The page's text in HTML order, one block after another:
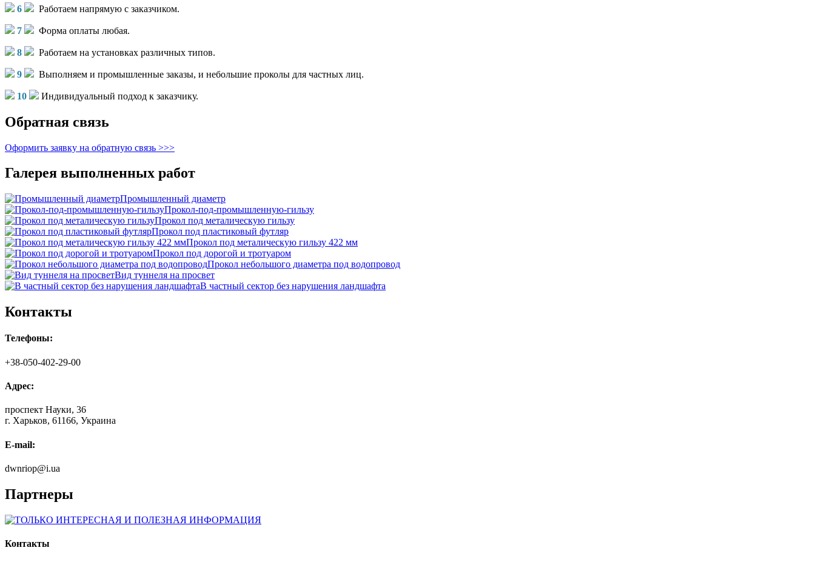
6 Работаем напрямую с заказчиком.
7 Форма оплаты любая.
8 Работаем на установках различных типов.
9 Выполняем и промышленные заказы, и небольшие проколы для частных лиц.
10 Индивидуальный подход к заказчику.
Обратная связь
Оформить заявку на обратную связь >>>
Галерея выполненных работ
Промышленный диаметр
Прокол-под-промышленную-гильзу
Прокол под металическую гильзу
Прокол под пластиковый футляр
Прокол под металическую гильзу 422 мм
Прокол под дорогой и тротуаром
Прокол небольшого диаметра под водопровод
Вид туннеля на просвет
В частный сектор без нарушения ландшафта
Контакты
Телефоны:
+38-050-402-29-00
Адрес:
проспект Науки, 36
г. Харьков, 61166, Украина
E-mail:
dwnriop@i.ua
Партнеры
Контакты